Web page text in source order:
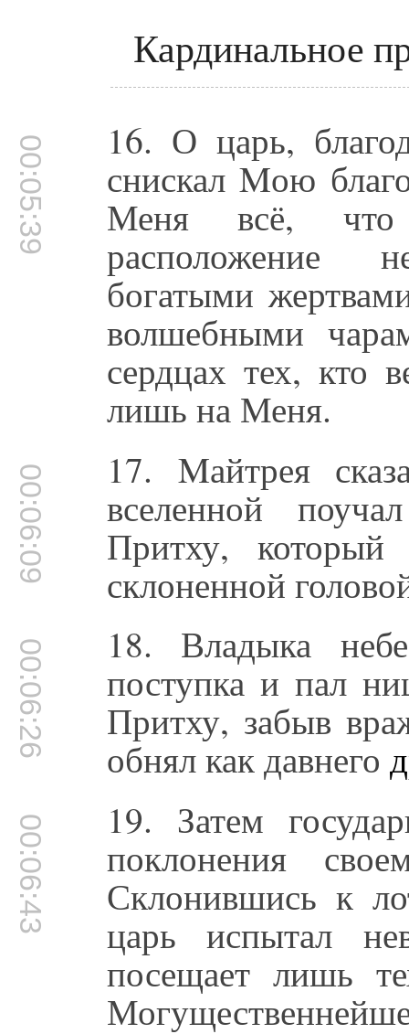
Кардинальное
00:05:39 16. О царь,
снискал Mою
Меня всё,
расположение
богатыми
волшебными
сердцах тех, кто
лишь на Меня.
00:06:09 17. Mайтрея
вселенной
Притху,
склоненной
00:06:26 18. Владыка
поступка и пал
Притху, забыв
обнял как давнего
00:06:43 19. Затем
поклонения
Склонившись к
царь испытал
посещает лишь